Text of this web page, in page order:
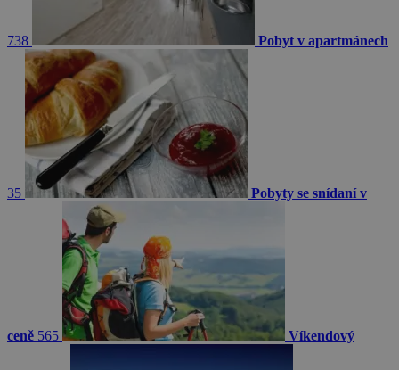
738 Pobyt v apartmánech
35 Pobyty se snídaní v
ceně 565 Víkendový